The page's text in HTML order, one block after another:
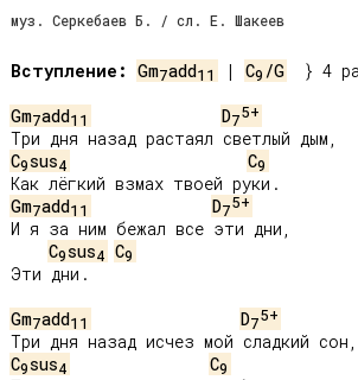
муз. Серкебаев Б. / сл. Е. Шакеев
Вступление: Gm7add11 | C9 /G
} 4
Gm7add11 D75+
C9sus4 C9
Gm7add11 D75+
И я за ним бежал все эти дни,
C9sus4 C9
Эти дни.
Gm7add11 D75+
C9sus4 C9